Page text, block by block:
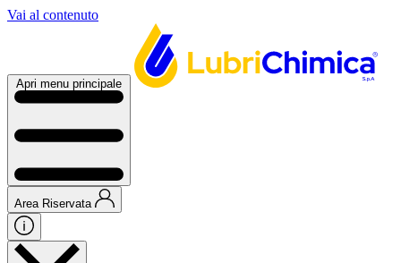
Vai al contenuto
Apri menu principale
Area Riservata